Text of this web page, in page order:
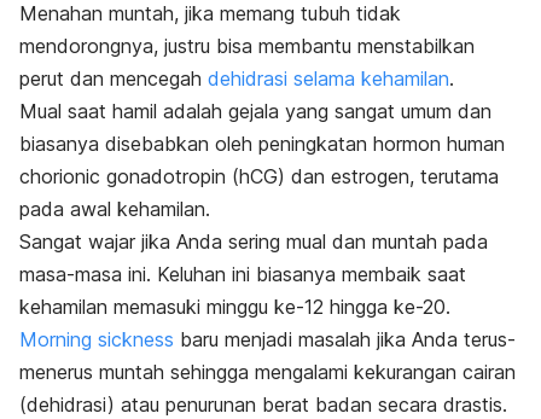
Menahan muntah, jika memang tubuh tidak
mendorongnya, justru bisa membantu menstabilkan
perut dan mencegah dehidrasi selama kehamilan.
Mual saat hamil adalah gejala yang sangat umum dan
biasanya disebabkan oleh peningkatan hormon human
chorionic gonadotropin (hCG) dan estrogen, terutama
pada awal kehamilan.
Sangat wajar jika Anda sering mual dan muntah pada
masa-masa ini. Keluhan ini biasanya membaik saat
kehamilan memasuki minggu ke-12 hingga ke-20.
Morning sickness baru menjadi masalah jika Anda terus-
menerus muntah sehingga mengalami kekurangan cairan
(dehidrasi) atau penurunan berat badan secara drastis.